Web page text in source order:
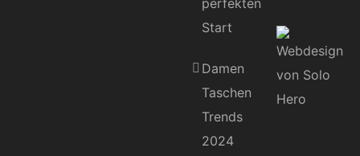
perfekten
Start
Damen
Taschen
Trends
2024